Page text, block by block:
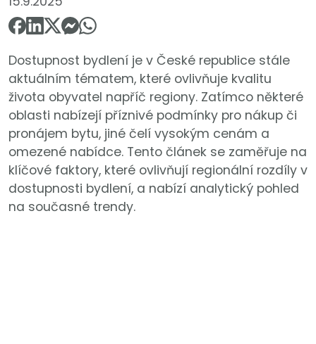
Dostupnost bydlení je v České republice stále
aktuálním tématem, které ovlivňuje kvalitu
života obyvatel napříč regiony. Zatímco některé
oblasti nabízejí příznivé podmínky pro nákup či
pronájem bytu, jiné čelí vysokým cenám a
omezené nabídce. Tento článek se zaměřuje na
klíčové faktory, které ovlivňují regionální rozdíly v
dostupnosti bydlení, a nabízí analytický pohled
na současné trendy.